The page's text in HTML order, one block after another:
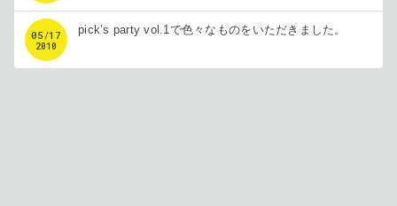
05 /17
2010
pick’s party vol.1で色々なものをいただきました。